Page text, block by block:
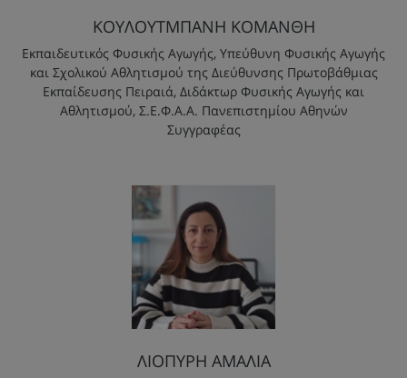
ΚΟΥΛΟΥΤΜΠΑΝΗ ΚΟΜΑΝΘΗ
Εκπαιδευτικός Φυσικής Αγωγής, Υπεύθυνη Φυσικής Αγωγής
και Σχολικού Αθλητισμού της Διεύθυνσης Πρωτοβάθμιας
Εκπαίδευσης Πειραιά, Διδάκτωρ Φυσικής Αγωγής και
Αθλητισμού, Σ.Ε.Φ.Α.Α. Πανεπιστημίου Αθηνών
Συγγραφέας
ΛΙΟΠΥΡΗ ΑΜΑΛΙΑ